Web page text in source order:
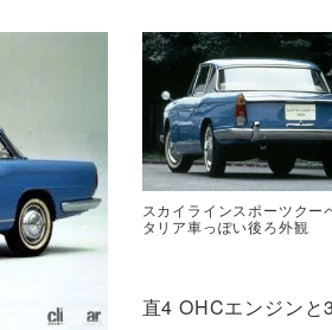
スカイラインスポーツクー
タリア車っぽい後ろ外観
直4 OHCエンジン